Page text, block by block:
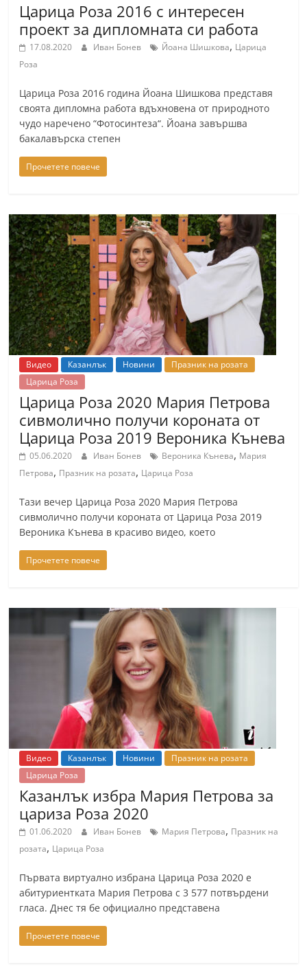
Царица Роза 2016 с интересен
проект за дипломната си работа
17.08.2020 Иван Бонев Йоана Шишкова, Царица
Роза
Царица Роза 2016 година Йоана Шишкова представя
своята дипломна работа вдъхновена от природното
чудо наречено “Фотосинтеза“. Йоана завършва
бакалавърска степен
Прочетете повече
Видео Казанлък Новини
Празник на розата
Царица Роза
Царица Роза 2020 Мария Петрова
сивмолично получи короната от
Царица Роза 2019 Вероника Кънева
05.06.2020 Иван Бонев Вероника Кънева, Мария
Петрова, Празник на розата, Царица Роза
Тази вечер Царица Роза 2020 Мария Петрова
сивмолично получи короната от Царица Роза 2019
Вероника Кънева в красиво видео, което
Прочетете повече
Видео Казанлък Новини
Празник на розата
Царица Роза
Казанлък избра Мария Петрова за
цариза Роза 2020
01.06.2020 Иван Бонев Мария Петрова, Празник на
розата, Царица Роза
Първата виртуално избрана Царица Роза 2020 е
абитуриентката Мария Петрова с 3 577 потвърдени
гласа. Днес тя бе официално представена
Прочетете повече